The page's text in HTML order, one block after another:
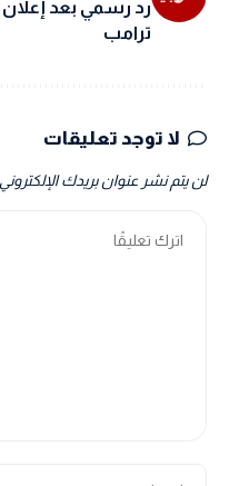
رد رسمي بعد إعلان
ترامب
لا توجد تعليقات
لن يتم نشر عنوان بريدك الإلكتروني.